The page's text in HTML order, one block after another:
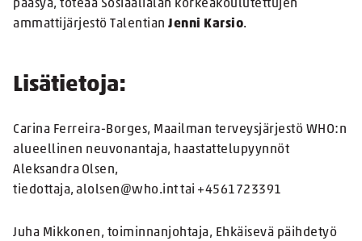
pääsyä, toteaa Sosiaalialan korkeakoulutettujen
ammattijärjestö Talentian Jenni Karsio.
Lisätietoja:
Carina Ferreira-Borges, Maailman terveysjärjestö WHO:n
alueellinen neuvonantaja, haastattelupyynnöt
Aleksandra Olsen,
tiedottaja, alolsen@who.int tai +4561723391
Juha Mikkonen, toiminnanjohtaja, Ehkäisevä päihdetyö